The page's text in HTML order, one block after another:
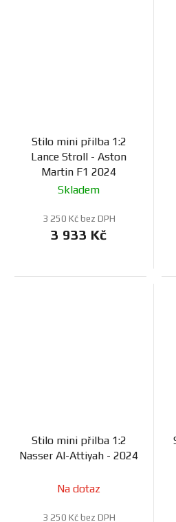
Stilo mini přilba 1:2
Lance Stroll - Aston
Martin F1 2024
Skladem
3 250 Kč bez DPH
3 933 Kč
Stilo mini přilba 1:2
Nasser Al-Attiyah - 2024
Na dotaz
3 250 Kč bez DPH